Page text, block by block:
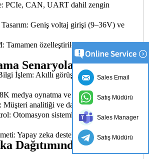
PCIe, CAN, UART dahil zengin
Tasarım: Geniş voltaj girişi (9–36V) ve
Tamamen özelleştirilebilir donanım ve
Senaryoları
İşlem: Akıllı görüş, nesne algılama,
medya oynatma ve uzaktan yönetim
Müşteri analitiği ve davranış takibi
Otomasyon sistemleri ve IoT ağ
Yapay zeka destekli teşhis terminalleri
Dağıtımında Sektörün
Sales Email
Satış Müdürü
Sales Manager
Satış Müdürü